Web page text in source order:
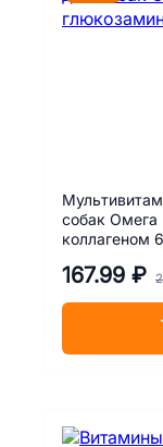
собак Омега
коллагеном
167.99 ₽